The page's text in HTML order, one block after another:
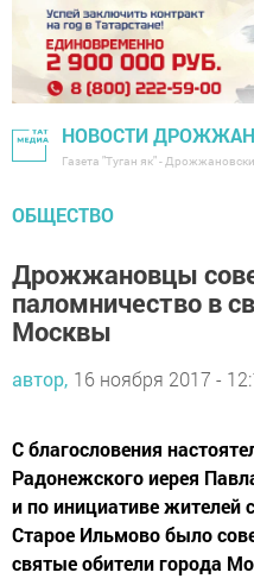
НОВОСТИ
Газета "Туган як" -
ОБЩЕСТВО
Дрожжановцы
паломничество в
Москвы
автор, 16 ноября 2017 -
С благословения
Радонежского иерея
и по инициативе
Старое Ильмово было
святые обители города